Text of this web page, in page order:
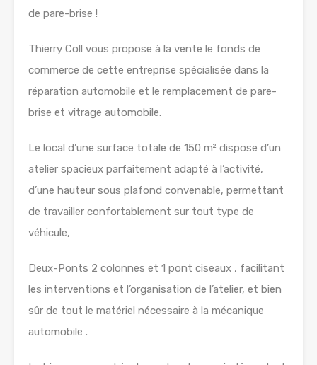
de pare-brise !
Thierry Coll vous propose à la vente le fonds de
commerce de cette entreprise spécialisée dans la
réparation automobile et le remplacement de pare-
brise et vitrage automobile.
Le local d’une surface totale de 150 m² dispose d’un
atelier spacieux parfaitement adapté à l’activité,
d’une hauteur sous plafond convenable, permettant
de travailler confortablement sur tout type de
véhicule,
Deux-Ponts 2 colonnes et 1 pont ciseaux , facilitant
les interventions et l’organisation de l’atelier, et bien
sûr de tout le matériel nécessaire à la mécanique
automobile .